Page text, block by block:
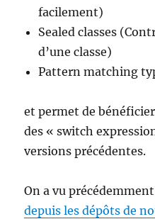
facilement)
Sealed classes
d’une classe)
Pattern matching
et permet de
des « switch
versions précédentes.
On a vu
depuis les dépôts de